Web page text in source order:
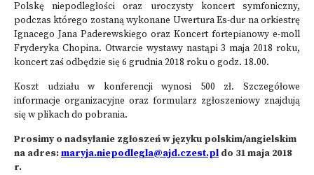
Polskę niepodległości oraz uroczysty koncert symfoniczny,
podczas którego zostaną wykonane Uwertura Es-dur na orkiestrę
Ignacego Jana Paderewskiego oraz Koncert fortepianowy e-moll
Fryderyka Chopina. Otwarcie wystawy nastąpi 3 maja 2018 roku,
koncert zaś odbędzie się 6 grudnia 2018 roku o godz. 18.00.
Koszt udziału w konferencji wynosi 500 zł. Szczegółowe
informacje organizacyjne oraz formularz zgłoszeniowy znajdują
się w plikach do pobrania.
Prosimy o nadsyłanie zgłoszeń w języku polskim/angielskim
na adres:maryja.niepodlegla@ajd.czest.pl do 31 maja 2018
r.